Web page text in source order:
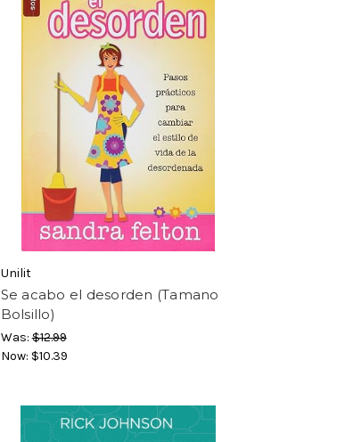
Unilit
Se acabo el desorden (Tamano
Bolsillo)
Was:$12.99
Now: $10.39